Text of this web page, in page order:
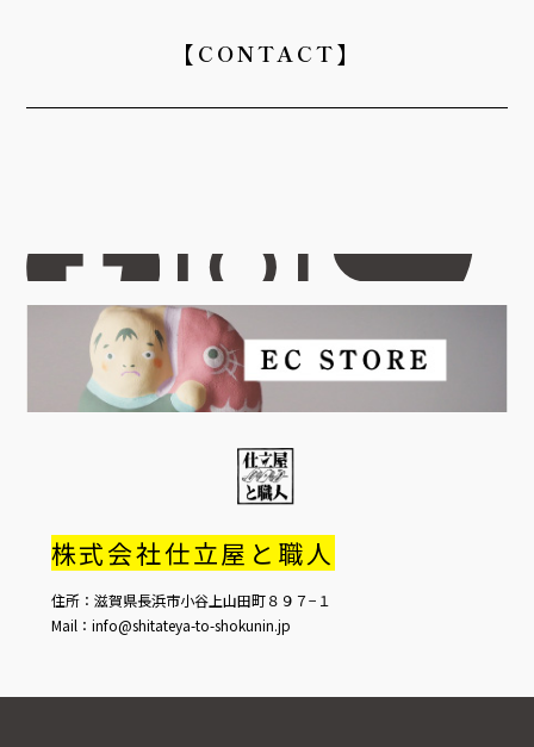
【CONTACT】
株式会社仕立屋と職人
住所：滋賀県長浜市小谷上山田町８９７−１
Mail：info@shitateya-to-shokunin.jp